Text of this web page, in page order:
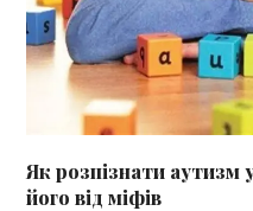
Як розпізнати аутизм
його від міфів